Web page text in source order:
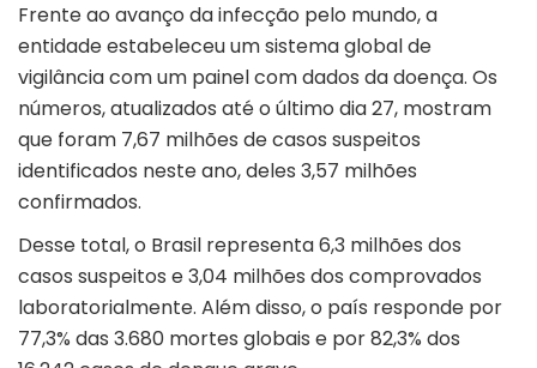
Frente ao avanço da infecção pelo mundo, a
entidade estabeleceu um sistema global de
vigilância com um painel com dados da doença. Os
números, atualizados até o último dia 27, mostram
que foram 7,67 milhões de casos suspeitos
identificados neste ano, deles 3,57 milhões
confirmados.
Desse total, o Brasil representa 6,3 milhões dos
casos suspeitos e 3,04 milhões dos comprovados
laboratorialmente. Além disso, o país responde por
77,3% das 3.680 mortes globais e por 82,3% dos